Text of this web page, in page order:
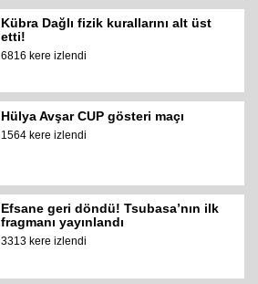
Kübra Dağlı fizik kurallarını alt üst
etti!
6816 kere izlendi
Hülya Avşar CUP gösteri maçı
1564 kere izlendi
Efsane geri döndü! Tsubasa’nın ilk
fragmanı yayınlandı
3313 kere izlendi